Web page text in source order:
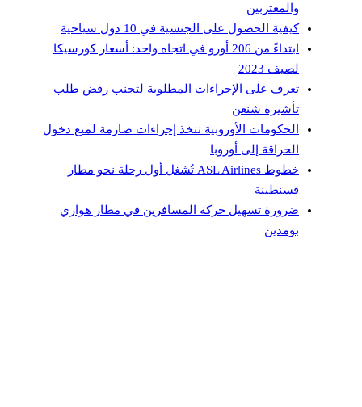
والمغتربين
كيفية الحصول على الجنسية في 10 دول سياحية
ابتداءً من 206 أورو في اتجاه واحد: أسعار كورسيكا
لصيف 2023
تعرف على الإجراءات المطلوبة لتجنب رفض طلب
تأشيرة شنغن
الحكومات الأوروبية تتخذ إجراءات صارمة لمنع دخول
الحراقة إلى أوروبا
خطوط ASL Airlines تُشغل أول رحلة نحو مطار
قسنطينة
ضرورة تسهيل حركة المسافرين في مطار هواري
بومدين